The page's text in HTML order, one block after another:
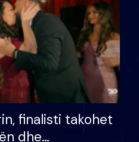
finalisti takohet
dhe